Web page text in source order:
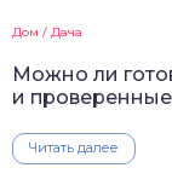
Дом / Дача
Можно ли
и
Читать далее